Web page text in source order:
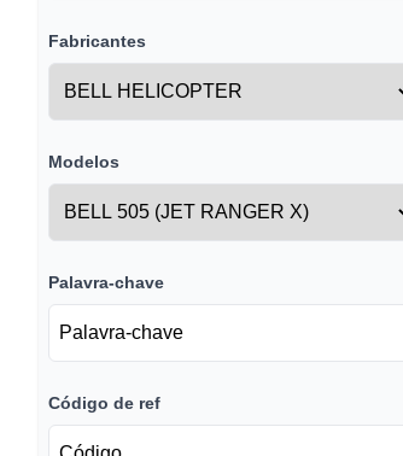
Fabricantes
Modelos
Palavra-chave
Código de ref